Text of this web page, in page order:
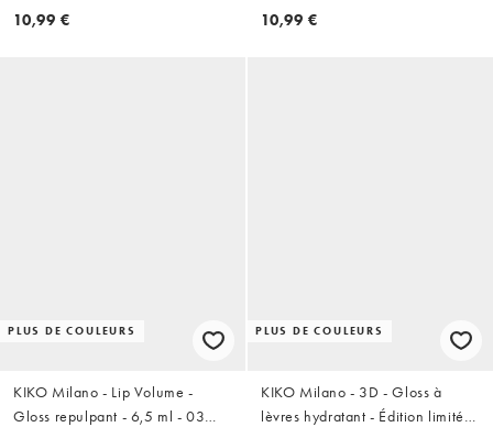
10,99 €
Natural Rose
10,99 €
PLUS DE COULEURS
KIKO Milano - Lip Volume -
Gloss repulpant - 6,5 ml - 03
PLUS DE COULEURS
KIKO Milano - 3D - Gloss à
lèvres hydratant - Édition limitée